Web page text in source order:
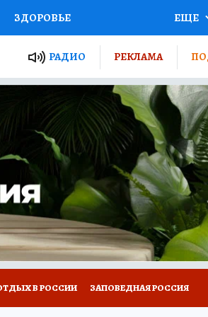
ЗДОРОВЬЕ
ПРОЕКТЫ РОССИИ
ПУТЕВОДИТЕЛЬ
ТУРИЗМ
ПОТРЕБИТЕЛЯ ВСЕ О КП
ЕЩЕ
РАДИО РЕКЛАМА
В РОССИИ ЗАПОВЕДНАЯ РОССИЯ